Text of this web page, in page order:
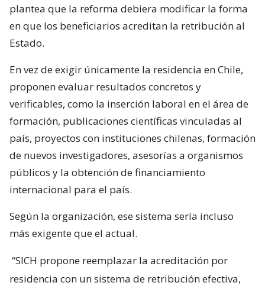
plantea que la reforma debiera modificar la forma
en que los beneficiarios acreditan la retribución al
Estado.
En vez de exigir únicamente la residencia en Chile,
proponen evaluar resultados concretos y
verificables, como la inserción laboral en el área de
formación, publicaciones científicas vinculadas al
país, proyectos con instituciones chilenas, formación
de nuevos investigadores, asesorías a organismos
públicos y la obtención de financiamiento
internacional para el país.
Según la organización, ese sistema sería incluso
más exigente que el actual.
“SICH propone reemplazar la acreditación por
residencia con un sistema de retribución efectiva,